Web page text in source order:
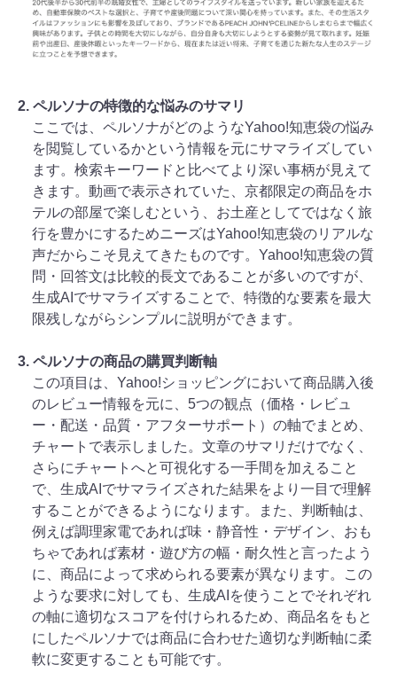
2. ペルソナの特徴的な悩みのサマリ
ここでは、ペルソナがどのようなYahoo!知恵袋の悩み
を閲覧しているかという情報を元にサマライズしてい
ます。検索キーワードと比べてより深い事柄が見えて
きます。動画で表示されていた、京都限定の商品をホ
テルの部屋で楽しむという、お土産としてではなく旅
行を豊かにするためニーズはYahoo!知恵袋のリアルな
声だからこそ見えてきたものです。Yahoo!知恵袋の質
問・回答文は比較的長文であることが多いのですが、
生成AIでサマライズすることで、特徴的な要素を最大
限残しながらシンプルに説明ができます。
3. ペルソナの商品の購買判断軸
この項目は、Yahoo!ショッピングにおいて商品購入後
のレビュー情報を元に、5つの観点（価格・レビュ
ー・配送・品質・アフターサポート）の軸でまとめ、
チャートで表示しました。文章のサマリだけでなく、
さらにチャートへと可視化する一手間を加えること
で、生成AIでサマライズされた結果をより一目で理解
することができるようになります。また、判断軸は、
例えば調理家電であれば味・静音性・デザイン、おも
ちゃであれば素材・遊び方の幅・耐久性と言ったよう
に、商品によって求められる要素が異なります。この
ような要求に対しても、生成AIを使うことでそれぞれ
の軸に適切なスコアを付けられるため、商品名をもと
にしたペルソナでは商品に合わせた適切な判断軸に柔
軟に変更することも可能です。